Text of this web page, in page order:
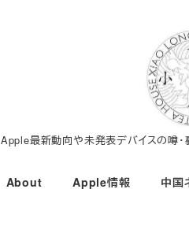
Apple最新動向や未発表デバイスの噂・
About Apple情報 中国